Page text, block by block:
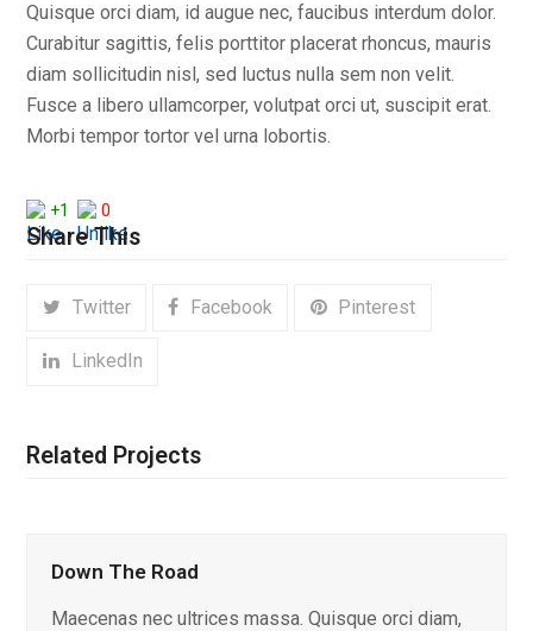
Quisque orci diam, id augue nec, faucibus interdum dolor.
Curabitur sagittis, felis porttitor placerat rhoncus, mauris
diam sollicitudin nisl, sed luctus nulla sem non velit.
Fusce a libero ullamcorper, volutpat orci ut, suscipit erat.
Morbi tempor tortor vel urna lobortis.
+1 0
Share This
Twitter Facebook Pinterest
LinkedIn
Related Projects
Down The Road
Maecenas nec ultrices massa. Quisque orci diam,